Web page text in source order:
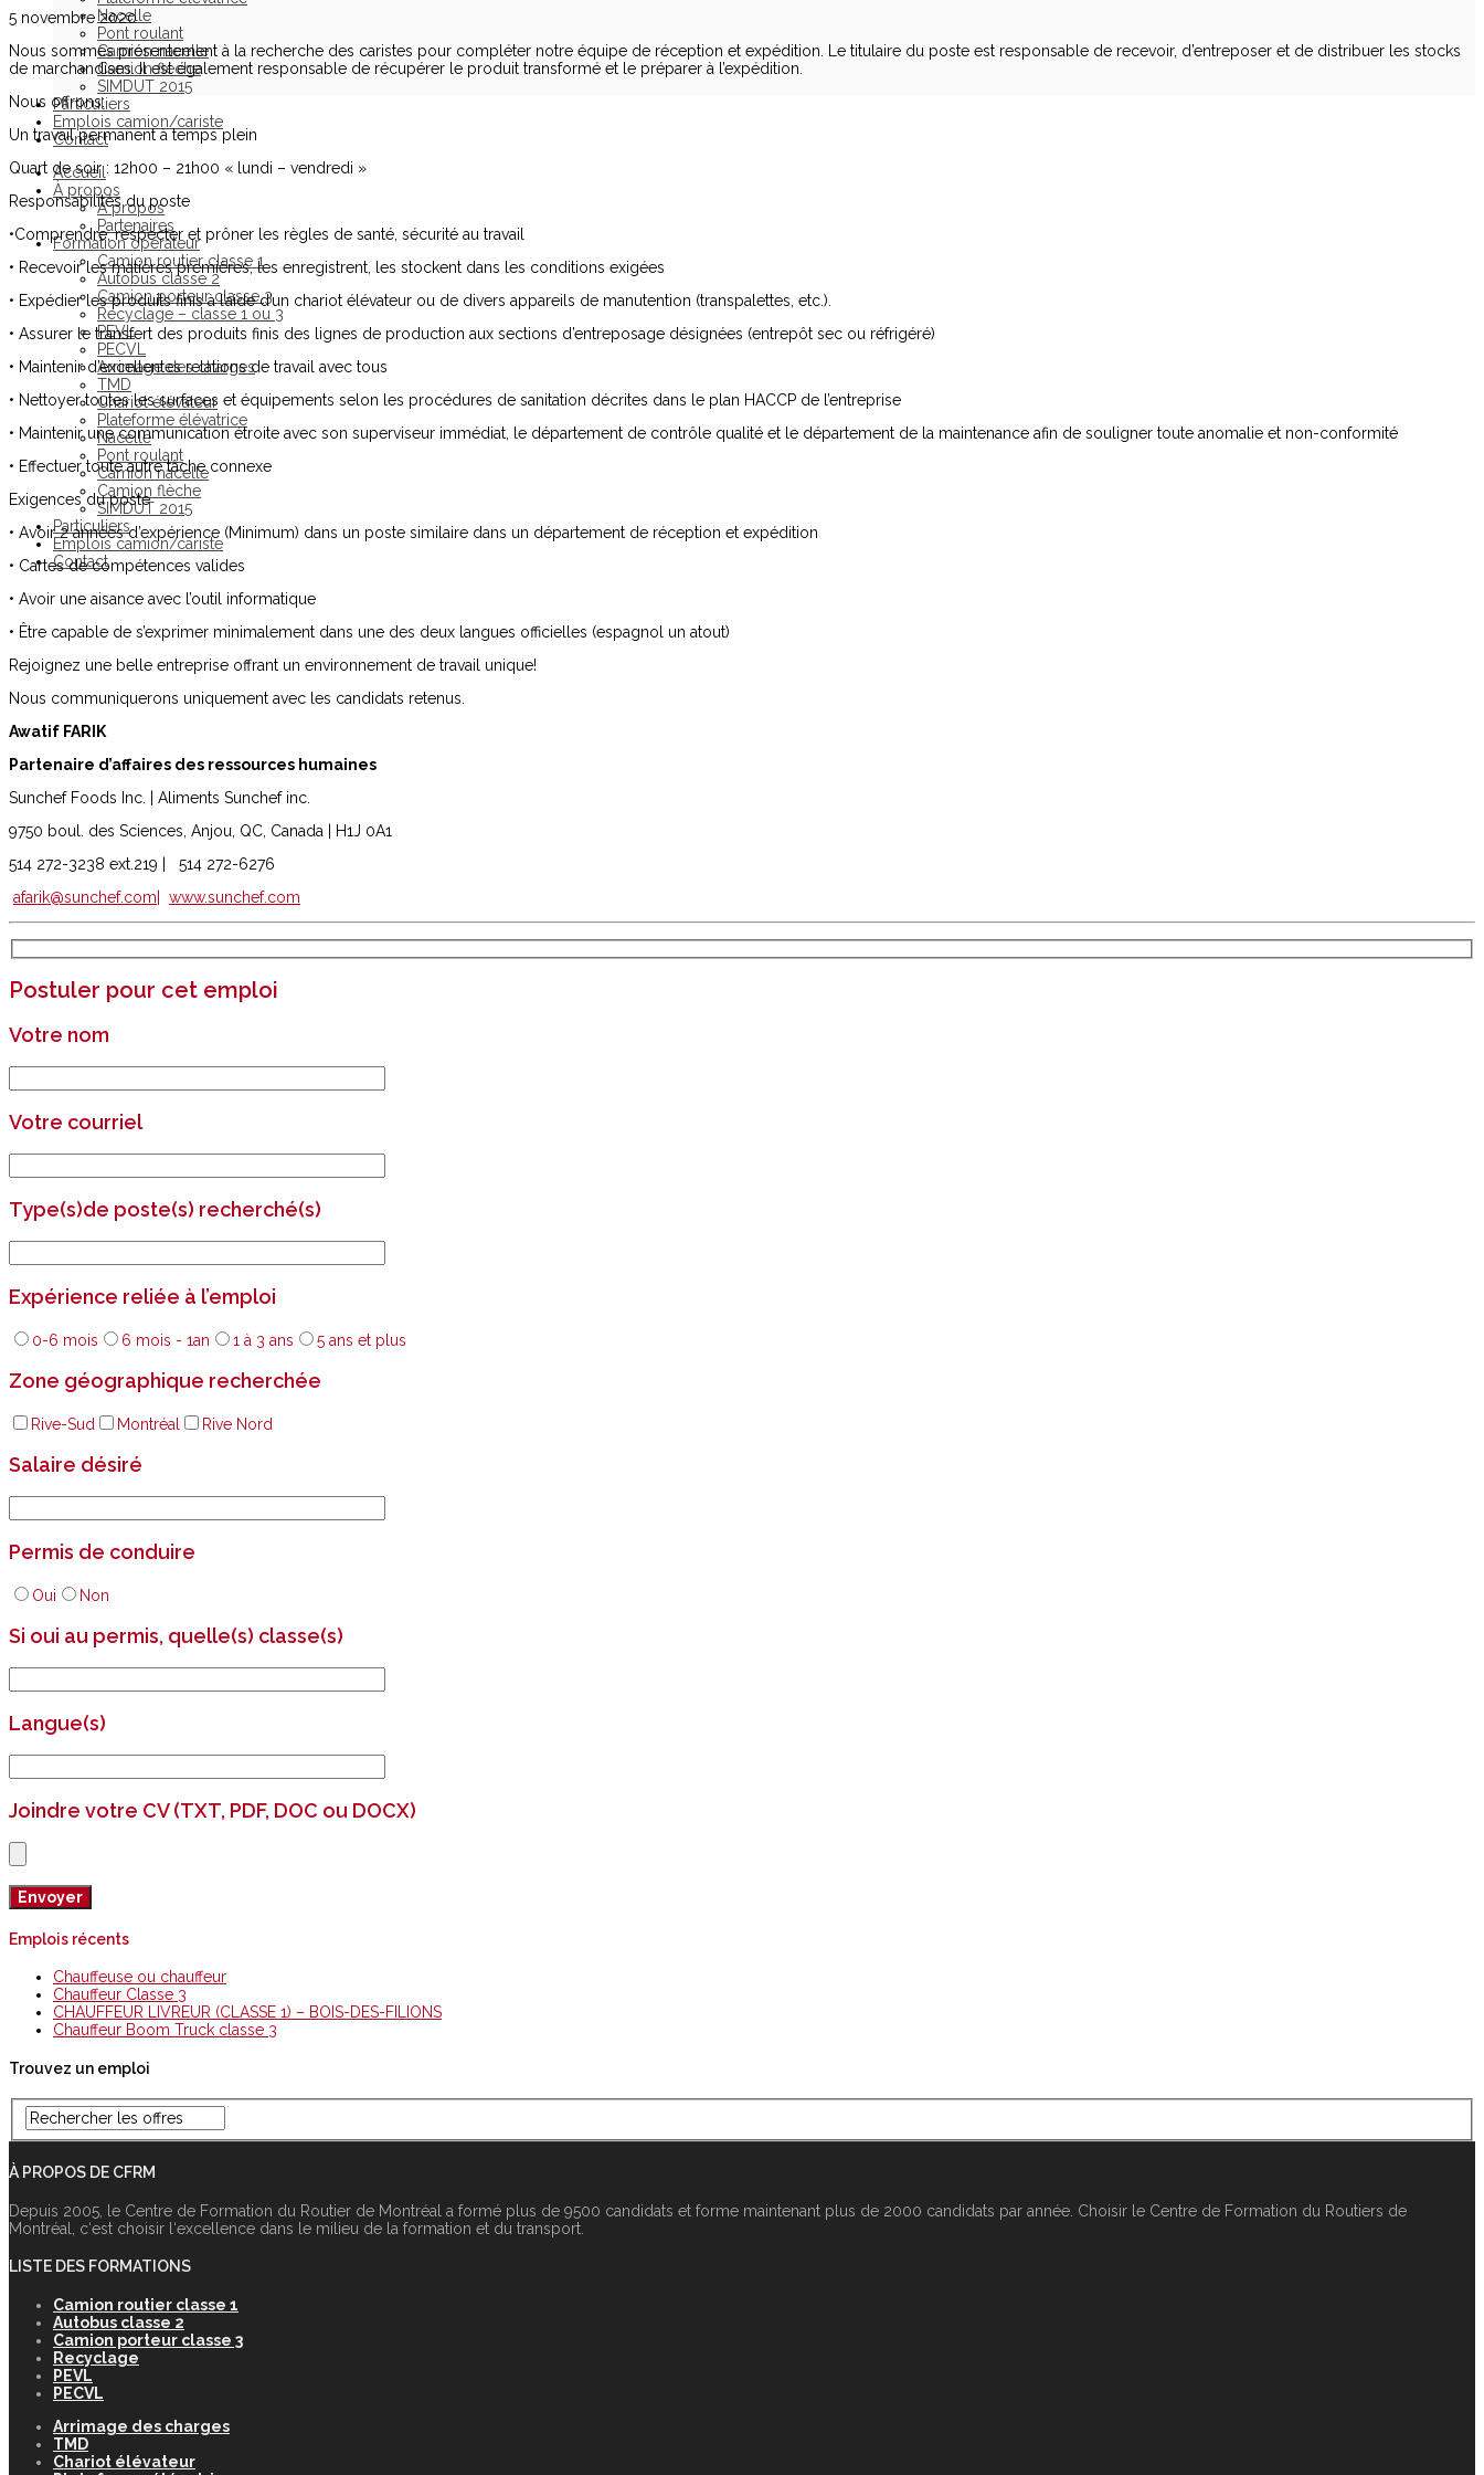
Nacelle
Pont roulant
Camion nacelle
Camion flèche
SIMDUT 2015
Particuliers
Emplois camion/cariste
Contact
Accueil
À propos
À propos
Partenaires
Formation opérateur
Camion routier classe 1
Autobus classe 2
Camion porteur classe 3
Recyclage – classe 1 ou 3
PEVL
PECVL
Arrimage des charges
TMD
Chariot élévateur
Plateforme élévatrice
Nacelle
Pont roulant
Camion nacelle
Camion flèche
SIMDUT 2015
Particuliers
Emplois camion/cariste
Contact
5 novembre 2020
Nous sommes présentement à la recherche des caristes pour compléter notre équipe de réception et expédition. Le titulaire du poste est responsable de recevoir, d’entreposer et de distribuer les stocks
de marchandises. Il est également responsable de récupérer le produit transformé et le préparer à l’expédition.
Nous offrons:
Un travail permanent à temps plein
Quart de soir : 12h00 – 21h00 « lundi – vendredi »
Responsabilités du poste
•Comprendre, respecter et prôner les règles de santé, sécurité au travail
• Recevoir les matières premières, les enregistrent, les stockent dans les conditions exigées
• Expédier les produits finis à l’aide d’un chariot élévateur ou de divers appareils de manutention (transpalettes, etc.).
• Assurer le transfert des produits finis des lignes de production aux sections d’entreposage désignées (entrepôt sec ou réfrigéré)
• Maintenir d’excellentes relations de travail avec tous
• Nettoyer toutes les surfaces et équipements selon les procédures de sanitation décrites dans le plan HACCP de l’entreprise
• Maintenir une communication étroite avec son superviseur immédiat, le département de contrôle qualité et le département de la maintenance afin de souligner toute anomalie et non-conformité
• Effectuer toute autre tâche connexe
Exigences du poste
• Avoir 2 années d’expérience (Minimum) dans un poste similaire dans un département de réception et expédition
• Cartes de compétences valides
• Avoir une aisance avec l’outil informatique
• Être capable de s’exprimer minimalement dans une des deux langues officielles (espagnol un atout)
Rejoignez une belle entreprise offrant un environnement de travail unique!
Nous communiquerons uniquement avec les candidats retenus.
Awatif FARIK
Partenaire d’affaires des ressources humaines
Sunchef Foods Inc. | Aliments Sunchef inc.
9750 boul. des Sciences, Anjou, QC, Canada | H1J 0A1
514 272-3238 ext.219 | 514 272-6276
afarik@sunchef.com|
www.sunchef.com
Postuler pour cet emploi
Votre nom
Votre courriel
Type(s)de poste(s) recherché(s)
Expérience reliée à l’emploi
0-6 mois 6 mois - 1an 1 à 3 ans 5 ans et plus
Zone géographique recherchée
Rive-Sud Montréal Rive Nord
Salaire désiré
Permis de conduire
Oui Non
Si oui au permis, quelle(s) classe(s)
Langue(s)
Joindre votre CV (TXT, PDF, DOC ou DOCX)
Emplois récents
Chauffeuse ou chauffeur
Chauffeur Classe 3
CHAUFFEUR LIVREUR (CLASSE 1) – BOIS-DES-FILIONS
Chauffeur Boom Truck classe 3
Trouvez un emploi
À PROPOS DE CFRM
Depuis 2005, le Centre de Formation du Routier de Montréal a formé plus de 9500 candidats et forme maintenant plus de 2000 candidats par année. Choisir le Centre de Formation du Routiers de
Montréal, c‘est choisir l‘excellence dans le milieu de la formation et du transport.
LISTE DES FORMATIONS
Camion routier classe 1
Autobus classe 2
Camion porteur classe 3
Recyclage
PEVL
PECVL
Arrimage des charges
TMD
Chariot élévateur